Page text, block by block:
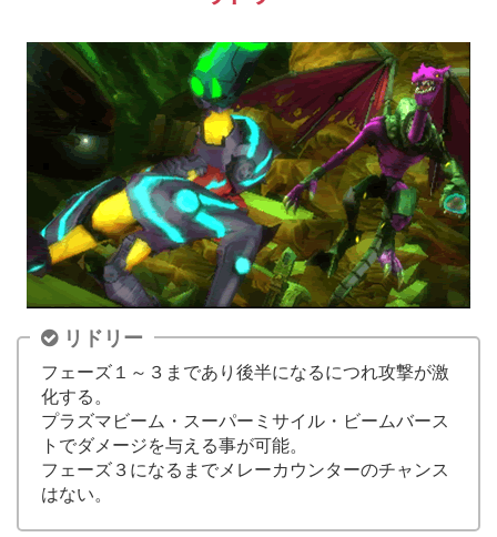
リドリー
フェーズ１～３まであり後半になるにつれ攻撃が激
化する。
プラズマビーム・スーパーミサイル・ビームバース
トでダメージを与える事が可能。
フェーズ３になるまでメレーカウンターのチャンス
はない。